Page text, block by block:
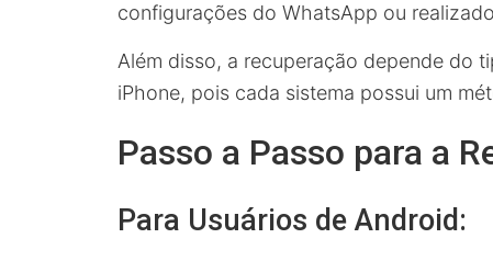
configurações do WhatsApp ou
Além disso, a recuperação depende do
iPhone, pois cada sistema possui um
Passo a Passo para a
Para Usuários de Android: